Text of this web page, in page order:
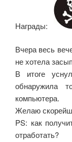
Награды:
Вчера весь
не хотела
В итоге
обнаружила
компьютера.
Желаю
PS: как
отработать?